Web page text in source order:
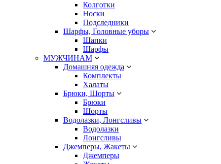
Колготки
Носки
Подследники
Шарфы, Головные уборы
Шапки
Шарфы
МУЖЧИНАМ
Домашняя одежда
Комплекты
Халаты
Брюки, Шорты
Брюки
Шорты
Водолазки, Лонгсливы
Водолазки
Лонгсливы
Джемперы, Жакеты
Джемперы